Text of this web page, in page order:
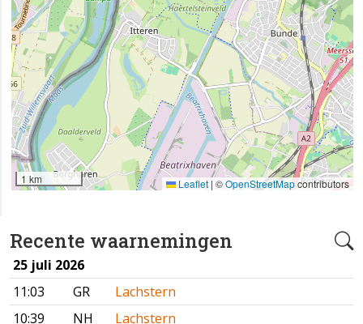
Recente waarnemingen
25 juli 2026
11:03
GR
Lachstern
10:39
NH
Lachstern
1 km Leaflet | ©OpenStreetMapcontributors